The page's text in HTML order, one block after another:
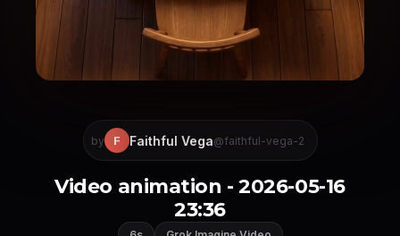
by F Faithful Vega@faithful-vega-2
Video animation - 2026-05-16
23:36